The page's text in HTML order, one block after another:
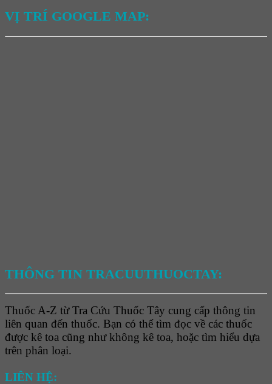
VỊ TRÍ GOOGLE MAP:
THÔNG TIN TRACUUTHUOCTAY:
Thuốc A-Z từ Tra Cứu Thuốc Tây cung cấp thông tin
liên quan đến thuốc. Bạn có thể tìm đọc về các thuốc
được kê toa cũng như không kê toa, hoặc tìm hiểu dựa
trên phân loại.
LIÊN HỆ: